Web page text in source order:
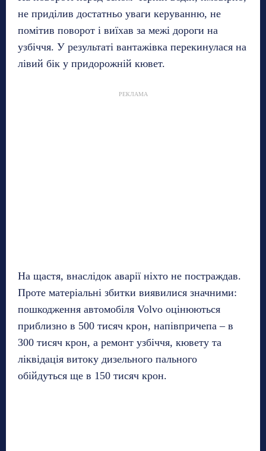
не приділив достатньо уваги керуванню, не
помітив поворот і виїхав за межі дороги на
узбіччя. У результаті вантажівка перекинулася на
лівий бік у придорожній кювет.
РЕКЛАМА
На щастя, внаслідок аварії ніхто не постраждав.
Проте матеріальні збитки виявилися значними:
пошкодження автомобіля Volvo оцінюються
приблизно в 500 тисяч крон, напівпричепа – в
300 тисяч крон, а ремонт узбіччя, кювету та
ліквідація витоку дизельного пального
обійдуться ще в 150 тисяч крон.